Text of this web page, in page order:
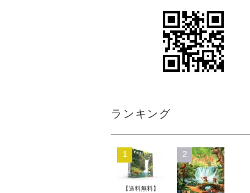
ランキング
1
【送料無料】
2